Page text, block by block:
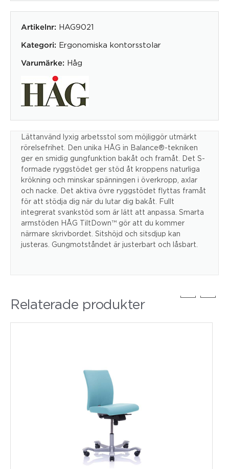
Artikelnr: HAG9021
Kategori: Ergonomiska kontorsstolar
Varumärke: Håg
Lättanvänd lyxig arbetsstol som möjliggör utmärkt
rörelsefrihet. Den unika HÅG in Balance®-tekniken
ger en smidig gungfunktion bakåt och framåt. Det S-
formade ryggstödet ger stöd åt kroppens naturliga
krökning och minskar spänningen i överkropp, axlar
och nacke. Det aktiva övre ryggstödet flyttas framåt
för att stödja dig när du lutar dig bakåt. Fullt
integrerat svankstöd som är lätt att anpassa. Smarta
armstöden HÅG TiltDown™ gör att du kommer
närmare skrivbordet. Sitshöjd och sitsdjup kan
justeras. Gungmotståndet är justerbart och låsbart.
Relaterade produkter